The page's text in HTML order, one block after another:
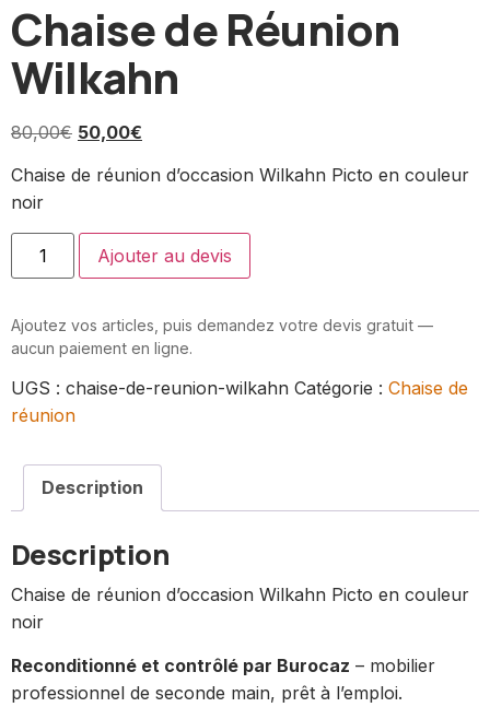
Chaise de Réunion
Wilkahn
80,00€ 50,00€
Chaise de réunion d’occasion Wilkahn Picto en couleur
noir
Ajouter au devis
Ajoutez vos articles, puis demandez votre devis gratuit —
aucun paiement en ligne.
UGS : chaise-de-reunion-wilkahn Catégorie : Chaise de
réunion
Description
Description
Chaise de réunion d’occasion Wilkahn Picto en couleur
noir
Reconditionné et contrôlé par Burocaz – mobilier
professionnel de seconde main, prêt à l’emploi.